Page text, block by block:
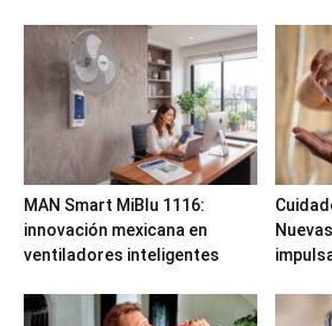
MAN Smart MiBlu 1116:
innovación mexicana en
ventiladores inteligentes